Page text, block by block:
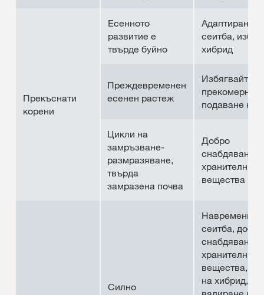
Прекъснати
корени
Есенното
развитие е
твърде буйно
Адаптирана
сеитба,
хибрид
Преждевременен
есенен растеж
Избягвайте
прекомерното
подаване на
Цикли на
замръзване-
размразяване,
твърда
замразена почва
Добро
снабдяване с
хранителни
вещества
Силно
сеитба,
снабдяване с
хранителни
вещества,
на хибрид,